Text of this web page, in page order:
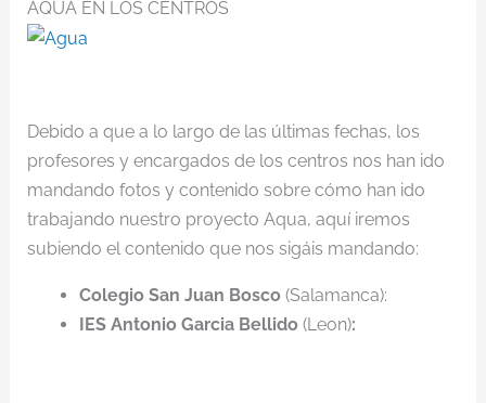
AQUA EN LOS CENTROS
Debido a que a lo largo de las últimas fechas, los
profesores y encargados de los centros nos han ido
mandando fotos y contenido sobre cómo han ido
trabajando nuestro proyecto Aqua, aquí iremos
subiendo el contenido que nos sigáis mandando:
Colegio San Juan Bosco(Salamanca):
IES Antonio Garcia Bellido (Leon):